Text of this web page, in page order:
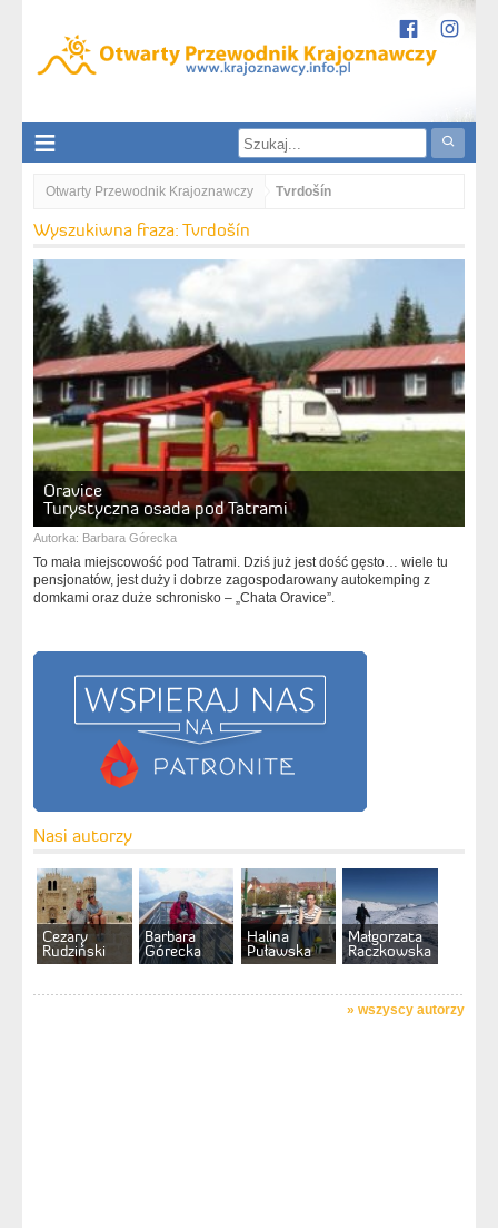
Otwarty Przewodnik Krajoznawczy Tvrdošín
Wyszukiwna fraza: Tvrdošín
Oravice
Turystyczna osada pod Tatrami
Autorka: Barbara Górecka
To mała miejscowość pod Tatrami. Dziś już jest dość gęsto… wiele tu
pensjonatów, jest duży i dobrze zagospodarowany autokemping z
domkami oraz duże schronisko – „Chata Oravice”.
Nasi autorzy
Cezary
Rudziński
Barbara
Górecka
Halina
Puławska
Małgorzata
Raczkowska
» wszyscy autorzy